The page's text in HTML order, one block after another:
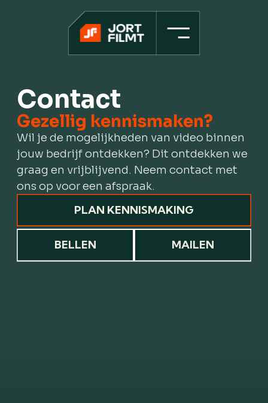
Projecten
Werkwijze
Over ons
Contact
Contact
Gezellig kennismaken?
Wil je de mogelijkheden van video binnen
jouw bedrijf ontdekken? Dit ontdekken we
graag en vrijblijvend. Neem contact met
ons op voor een afspraak.
PLAN KENNISMAKING
BELLEN MAILEN